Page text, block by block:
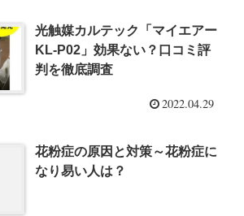
光触媒カルテック「マイエアー
KL-P02」効果ない？口コミ評
判を徹底調査
2022.04.29
花粉症の原因と対策～花粉症に
なり易い人は？